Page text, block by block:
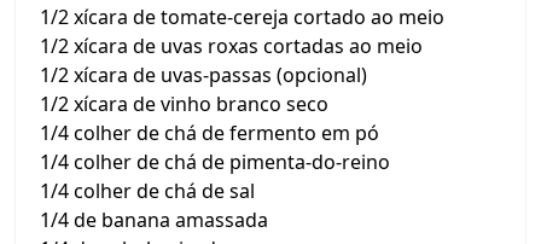
1/2 xícara de tomate-cereja cortado ao meio
1/2 xícara de uvas roxas cortadas ao meio
1/2 xícara de uvas-passas (opcional)
1/2 xícara de vinho branco seco
1/4 colher de chá de fermento em pó
1/4 colher de chá de pimenta-do-reino
1/4 colher de chá de sal
1/4 de banana amassada